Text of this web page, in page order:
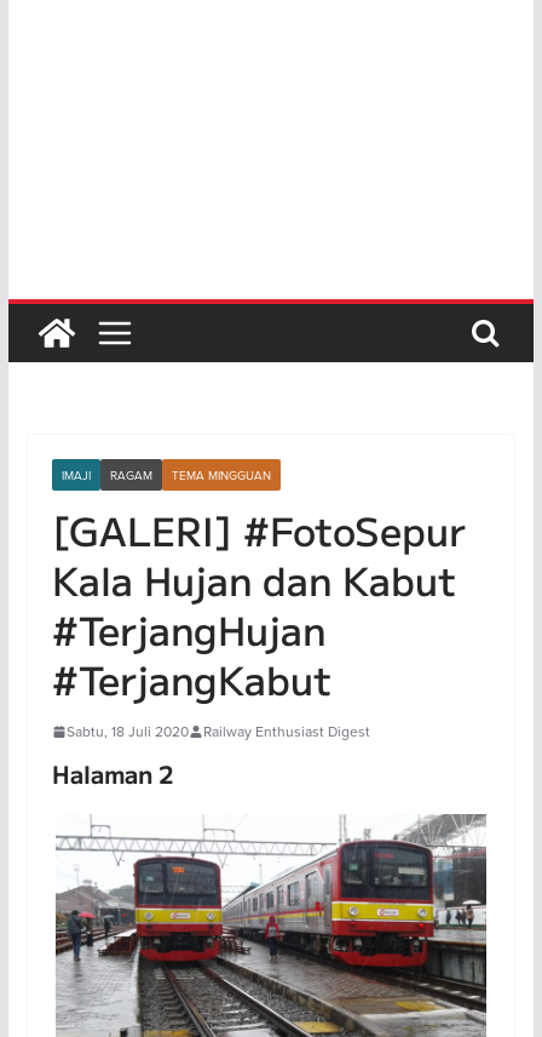
IMAJI RAGAM TEMA MINGGUAN
[GALERI] #FotoSepur
Kala Hujan dan Kabut
#TerjangHujan
#TerjangKabut
Sabtu, 18 Juli 2020 Railway Enthusiast Digest
Halaman 2